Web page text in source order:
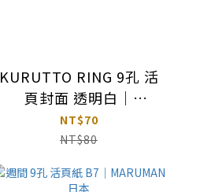
KURUTTO RING 9孔 活
頁封面 透明白｜
MARUMAN 日本
NT$70
NT$80